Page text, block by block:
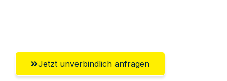
Jetzt unverbindlich anfragen